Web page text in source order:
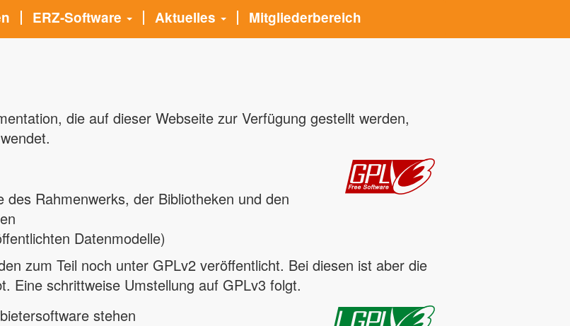
ERZ-Software Aktuelles Mitgliederbereich
die auf dieser Webseite zur Verfügung gestellt werden,
des Rahmenwerks, der Bibliotheken und den
Datenmodelle)
zum Teil noch unter GPLv2 veröffentlicht. Bei diesen ist aber die
Eine schrittweise Umstellung auf GPLv3 folgt.
stehen